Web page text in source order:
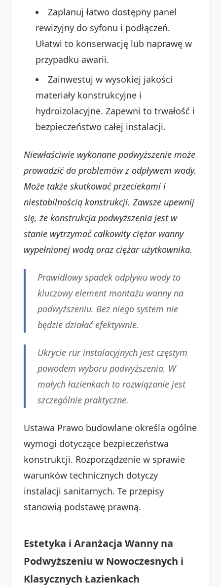
Zaplanuj łatwo dostępny panel
rewizyjny do syfonu i podłączeń.
Ułatwi to konserwację lub naprawę w
przypadku awarii.
Zainwestuj w wysokiej jakości
materiały konstrukcyjne i
hydroizolacyjne. Zapewni to trwałość i
bezpieczeństwo całej instalacji.
Niewłaściwie wykonane podwyższenie może
prowadzić do problemów z odpływem wody.
Może także skutkować przeciekami i
niestabilnością konstrukcji. Zawsze upewnij
się, że konstrukcja podwyższenia jest w
stanie wytrzymać całkowity ciężar wanny
wypełnionej wodą oraz ciężar użytkownika.
Prawidłowy spadek odpływu wody to
kluczowy element montażu wanny na
podwyższeniu. Bez niego system nie
będzie działać efektywnie.
Ukrycie rur instalacyjnych jest częstym
powodem wyboru podwyższenia. W
małych łazienkach to rozwiązanie jest
szczególnie praktyczne.
Ustawa Prawo budowlane określa ogólne
wymogi dotyczące bezpieczeństwa
konstrukcji. Rozporządzenie w sprawie
warunków technicznych dotyczy
instalacji sanitarnych. Te przepisy
stanowią podstawę prawną.
Estetyka i Aranżacja Wanny na
Podwyższeniu w Nowoczesnych i
Klasycznych Łazienkach